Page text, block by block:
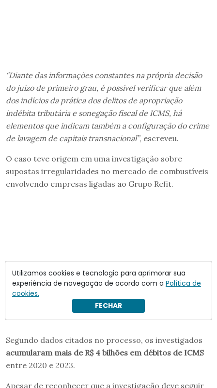
“Diante das informações constantes na própria decisão
do juízo de primeiro grau, é possível verificar que além
dos indícios da prática dos delitos de apropriação
indébita tributária e sonegação fiscal de ICMS, há
elementos que indicam também a configuração do crime
de lavagem de capitais transnacional”, escreveu.
O caso teve origem em uma investigação sobre
supostas irregularidades no mercado de combustíveis
envolvendo empresas ligadas ao Grupo Refit.
Segundo dados citados no processo, os investigados
acumularam mais de R$ 4 bilhões em débitos de ICMS
entre 2020 e 2023.
Apesar de reconhecer que a investigação deve seguir
Utilizamos cookies e tecnologia para aprimorar sua
experiência de navegação de acordo com a Política de
cookies.
FECHAR